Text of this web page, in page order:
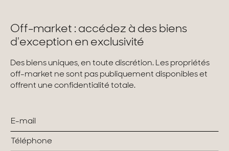
Off-market : accédez à des biens
d'exception en exclusivité
Des biens uniques, en toute discrétion. Les propriétés
off-market ne sont pas publiquement disponibles et
offrent une confidentialité totale.